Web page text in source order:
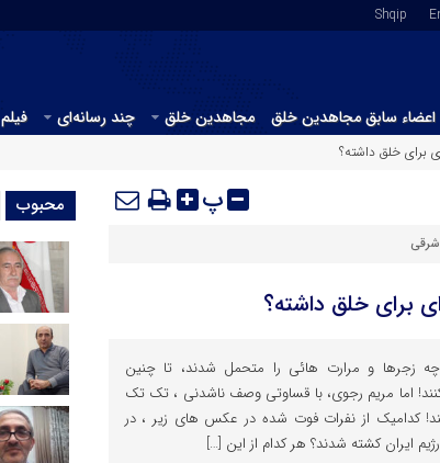
Shqip
اعضاء سابق مجاهدین خلق مجاهدین خلق چند رسانه‌ای فیلم
برای خلق داشته؟
پ
شرقی
برای خلق داشته؟
چه زجرها و مرارت هائی را متحمل شدند، تا چنین
کنند! اما مریم رجوی، با قساوتی وصف ناشدنی ، تک تک
کدامیک از نفرات فوت شده در عکس های زیر ، در
ایران کشته شدند؟ هر کدام از این […]
محبوب